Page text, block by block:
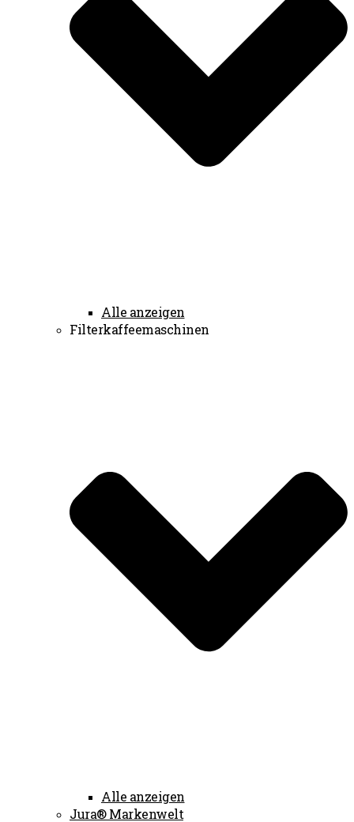
Alle anzeigen
Filterkaffeemaschinen
Alle anzeigen
Jura® Markenwelt